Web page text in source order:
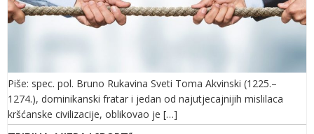
Piše: spec. pol. Bruno Rukavina Sveti Toma Akvinski (1225.–
1274.), dominikanski fratar i jedan od najutjecajnijih mislilaca
kršćanske civilizacije, oblikovao je […]